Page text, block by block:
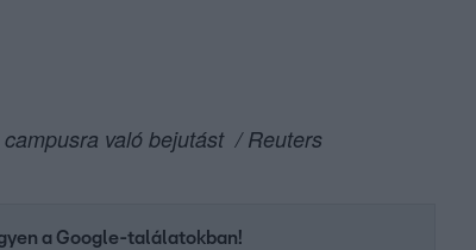
való bejutást / Reuters
a Google-találatokban!